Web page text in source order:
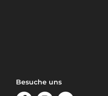
Besuche uns